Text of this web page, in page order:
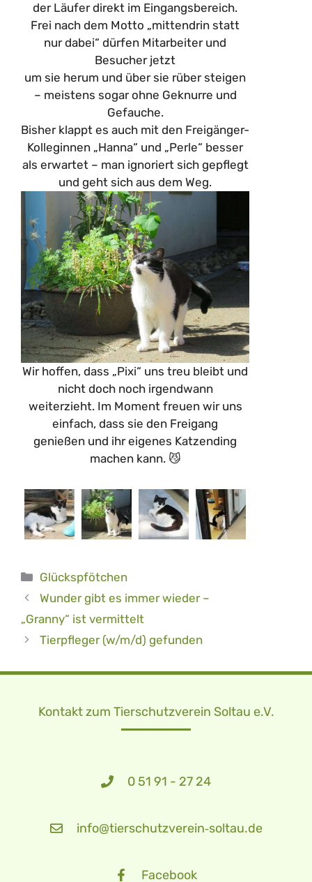
der Läufer direkt im Eingangsbereich.
Frei nach dem Motto „mittendrin statt
nur dabei“ dürfen Mitarbeiter und
Besucher jetzt
um sie herum und über sie rüber steigen
– meistens sogar ohne Geknurre und
Gefauche.
Bisher klappt es auch mit den Freigänger-
Kolleginnen „Hanna“ und „Perle“ besser
als erwartet – man ignoriert sich gepflegt
und geht sich aus dem Weg.
Wir hoffen, dass „Pixi“ uns treu bleibt und
nicht doch noch irgendwann
weiterzieht. Im Moment freuen wir uns
einfach, dass sie den Freigang
genießen und ihr eigenes Katzending
machen kann. 😼
Kategorien
Glückspfötchen
Wunder gibt es immer wieder –
„Granny“ ist vermittelt
Tierpfleger (w/m/d) gefunden
Kontakt zum Tierschutzverein Soltau e.V.
0 51 91 - 27 24
info@tierschutzverein‑soltau.de
Facebook